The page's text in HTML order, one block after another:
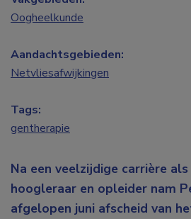
Na een veelzijdige carrière
hoogleraar en opleider nam
afgelopen juni afscheid van
Oogheelkunde
Aandachtsgebieden:
Netvliesafwijkingen
Tags:
gentherapie